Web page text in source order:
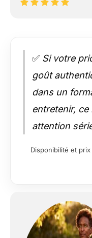
✅ Si votre
goût
dans un
entretenir, ce
attention
Disponibilité et